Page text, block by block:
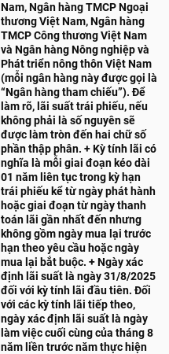
Nam, Ngân hàng TMCP Ngoại
thương Việt Nam, Ngân hàng
TMCP Công thương Việt Nam
và Ngân hàng Nông nghiệp và
Phát triển nông thôn Việt Nam
(mỗi ngân hàng này được gọi là
“Ngân hàng tham chiếu”). Để
làm rõ, lãi suất trái phiếu, nếu
không phải là số nguyên sẽ
được làm tròn đến hai chữ số
phần thập phân. + Kỳ tính lãi có
nghĩa là mỗi giai đoạn kéo dài
01 năm liên tục trong kỳ hạn
trái phiếu kể từ ngày phát hành
hoặc giai đoạn từ ngày thanh
toán lãi gần nhất đến nhưng
không gồm ngày mua lại trước
hạn theo yêu cầu hoặc ngày
mua lại bắt buộc. + Ngày xác
định lãi suất là ngày 31/8/2025
đối với kỳ tính lãi đầu tiên. Đối
với các kỳ tính lãi tiếp theo,
ngày xác định lãi suất là ngày
làm việc cuối cùng của tháng 8
năm liền trước năm thực hiện